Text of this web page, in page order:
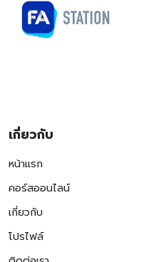
เกี่ยวกับ
หน้าแรก
คอร์สออนไลน์
เกี่ยวกับ
โปรไฟล์